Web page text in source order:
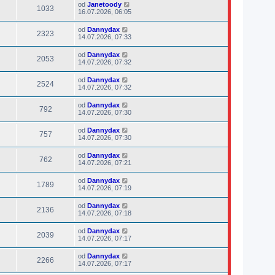
1033 od Janetoody
16.07.2026, 06:05
2323 od Dannydax
14.07.2026, 07:33
2053 od Dannydax
14.07.2026, 07:32
2524 od Dannydax
14.07.2026, 07:32
792 od Dannydax
14.07.2026, 07:30
757 od Dannydax
14.07.2026, 07:30
762 od Dannydax
14.07.2026, 07:21
1789 od Dannydax
14.07.2026, 07:19
2136 od Dannydax
14.07.2026, 07:18
2039 od Dannydax
14.07.2026, 07:17
2266 od Dannydax
14.07.2026, 07:17